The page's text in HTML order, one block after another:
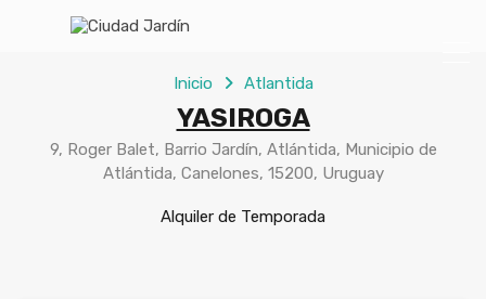
Inicio Atlantida
YASIROGA
9, Roger Balet, Barrio Jardín, Atlántida, Municipio de
Atlántida, Canelones, 15200, Uruguay
Alquiler de Temporada